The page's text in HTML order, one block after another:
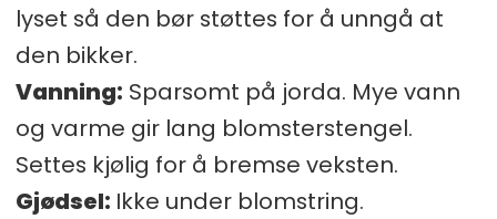
lyset så den bør støttes for å unngå at
den bikker.
Vanning: Sparsomt på jorda. Mye vann
og varme gir lang blomsterstengel.
Settes kjølig for å bremse veksten.
Gjødsel: Ikke under blomstring.